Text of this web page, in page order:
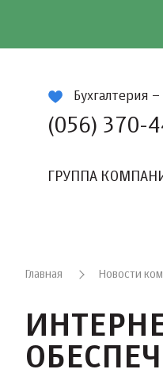
Бухгалтерия
(056) 370-
ГРУППА
Главная Новости